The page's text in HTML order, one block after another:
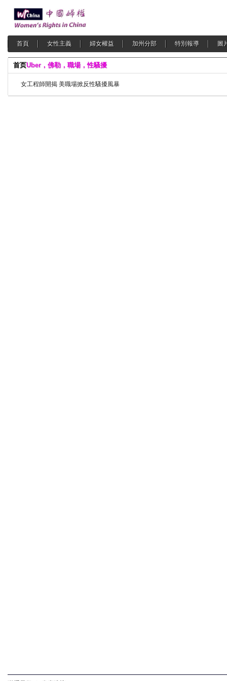
首頁 女性主義 婦女權益 加州分部 特別報導 圖
首页Uber，佛勒，職場，性騷擾
女工程師開揭 美職場掀反性騷擾風暴